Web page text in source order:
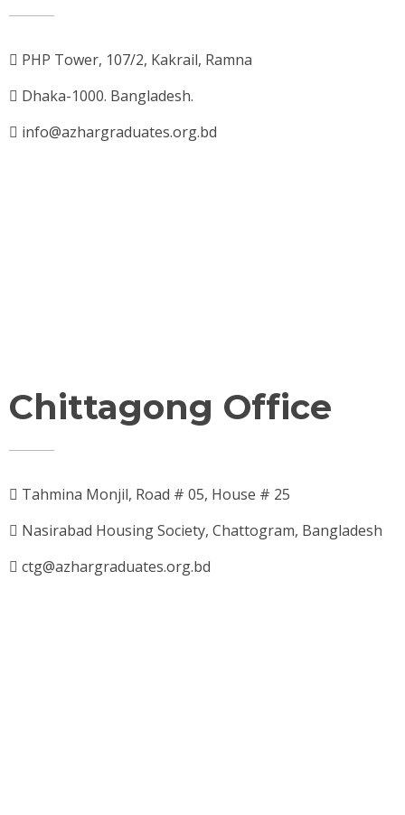
PHP Tower, 107/2, Kakrail, Ramna
Dhaka-1000. Bangladesh.
info@azhargraduates.org.bd
Chittagong Office
Tahmina Monjil, Road # 05, House # 25
Nasirabad Housing Society, Chattogram, Bangladesh
ctg@azhargraduates.org.bd